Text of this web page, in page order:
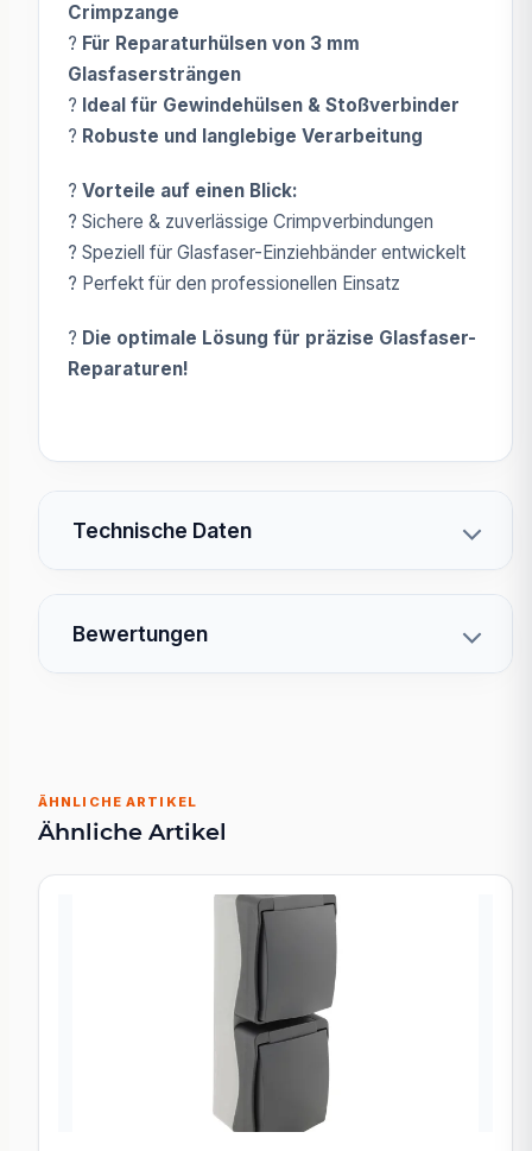
Crimpzange
? Für Reparaturhülsen von 3 mm
Glasfasersträngen
? Ideal für Gewindehülsen & Stoßverbinder
? Robuste und langlebige Verarbeitung
? Vorteile auf einen Blick:
? Sichere & zuverlässige Crimpverbindungen
? Speziell für Glasfaser-Einziehbänder entwickelt
? Perfekt für den professionellen Einsatz
? Die optimale Lösung für präzise Glasfaser-
Reparaturen!
Technische Daten
Bewertungen
ÄHNLICHE ARTIKEL
Ähnliche Artikel